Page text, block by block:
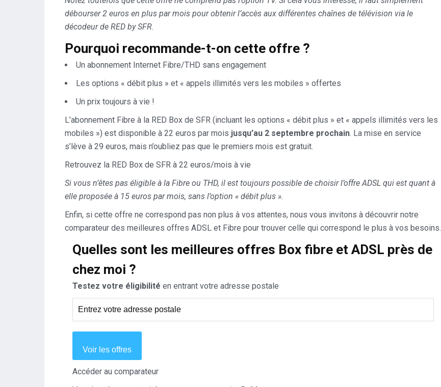
débourser 2 euros en plus par mois pour obtenir l’accès aux différentes chaînes de télévision via le
décodeur de RED by SFR.
Pourquoi recommande-t-on cette offre ?
Un abonnement Internet Fibre/THD sans engagement
Les options « débit plus » et « appels illimités vers les mobiles » offertes
Un prix toujours à vie !
L’abonnement Fibre à la RED Box de SFR (incluant les options « débit plus » et « appels illimités vers les
mobiles ») est disponible à 22 euros par mois jusqu’au 2 septembre prochain. La mise en service
s’lève à 29 euros, mais n’oubliez pas que le premiers mois est gratuit.
Retrouvez la RED Box de SFR à 22 euros/mois à vie
Si vous n’êtes pas éligible à la Fibre ou THD, il est toujours possible de choisir l’offre ADSL qui est quant à
elle proposée à 15 euros par mois, sans l’option « débit plus ».
Enfin, si cette offre ne correspond pas non plus à vos attentes, nous vous invitons à découvrir notre
comparateur des meilleures offres ADSL et Fibre pour trouver celle qui correspond le plus à vos besoins.
Quelles sont les meilleures offres Box fibre et ADSL près de
chez moi ?
Testez votre éligibilité en entrant votre adresse postale
Voir les offres
Accéder au comparateur